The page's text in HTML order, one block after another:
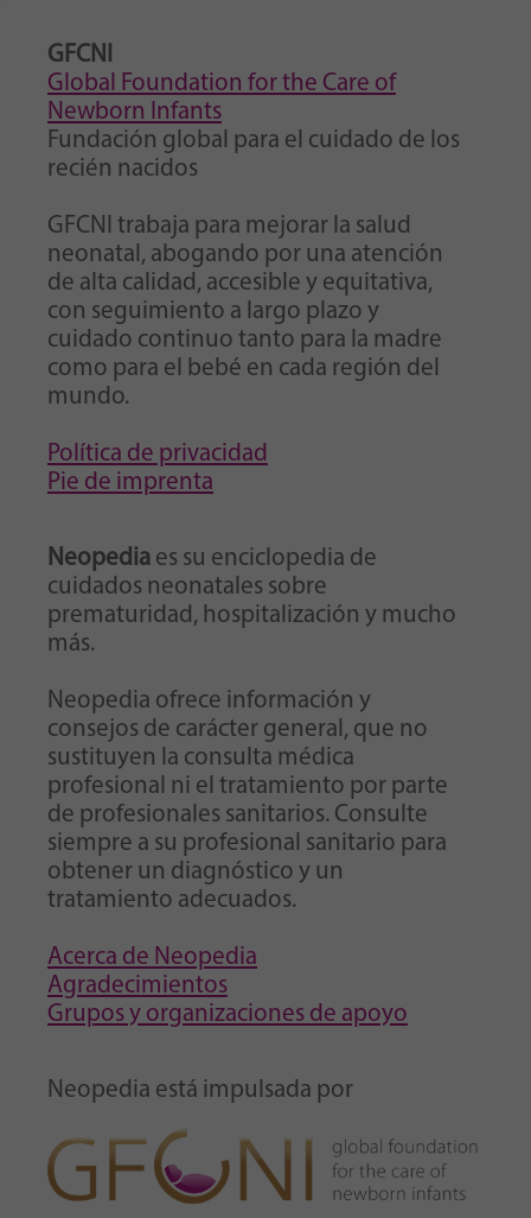
GFCNI
Global Foundation for the Care of
Newborn Infants
Fundación global para el cuidado de los
recién nacidos
GFCNI trabaja para mejorar la salud
neonatal, abogando por una atención
de alta calidad, accesible y equitativa,
con seguimiento a largo plazo y
cuidado continuo tanto para la madre
como para el bebé en cada región del
mundo.
Política de privacidad
Pie de imprenta
Neopedia es su enciclopedia de
cuidados neonatales sobre
prematuridad, hospitalización y mucho
más.
Neopedia ofrece información y
consejos de carácter general, que no
sustituyen la consulta médica
profesional ni el tratamiento por parte
de profesionales sanitarios. Consulte
siempre a su profesional sanitario para
obtener un diagnóstico y un
tratamiento adecuados.
Acerca de Neopedia
Agradecimientos
Grupos y organizaciones de apoyo
Neopedia está impulsada por